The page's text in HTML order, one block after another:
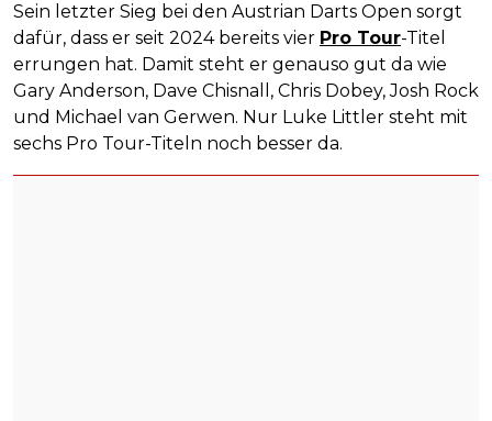
Sein letzter Sieg bei den Austrian Darts Open sorgt
dafür, dass er seit 2024 bereits vier Pro Tour-Titel
errungen hat. Damit steht er genauso gut da wie
Gary Anderson, Dave Chisnall, Chris Dobey, Josh Rock
und Michael van Gerwen. Nur Luke Littler steht mit
sechs Pro Tour-Titeln noch besser da.